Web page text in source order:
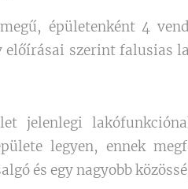
épületenként 4
előírásai szerint falusias
jelenlegi
legyen, ennek
és egy nagyobb